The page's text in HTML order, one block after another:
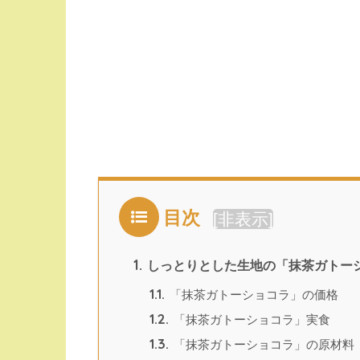
目次 [非表示]
1. しっとりとした生地の「抹茶ガトー
1.1. 「抹茶ガトーショコラ」の価格
1.2. 「抹茶ガトーショコラ」実食
1.3. 「抹茶ガトーショコラ」の原材料